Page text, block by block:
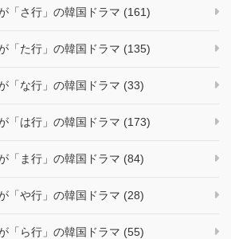
「さ行」の韓国ドラマ (161)
「た行」の韓国ドラマ (135)
「な行」の韓国ドラマ (33)
「は行」の韓国ドラマ (173)
「ま行」の韓国ドラマ (84)
「や行」の韓国ドラマ (28)
「ら行」の韓国ドラマ (55)